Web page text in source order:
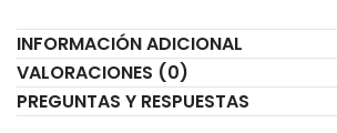
INFORMACIÓN ADICIONAL
VALORACIONES (0)
PREGUNTAS Y RESPUESTAS